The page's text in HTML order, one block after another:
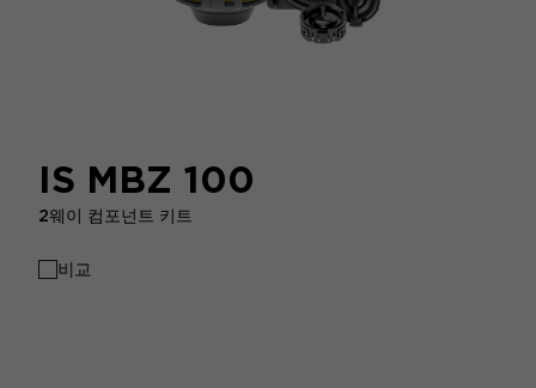
IS MBZ 100
2웨이 컴포넌트 키트
비교